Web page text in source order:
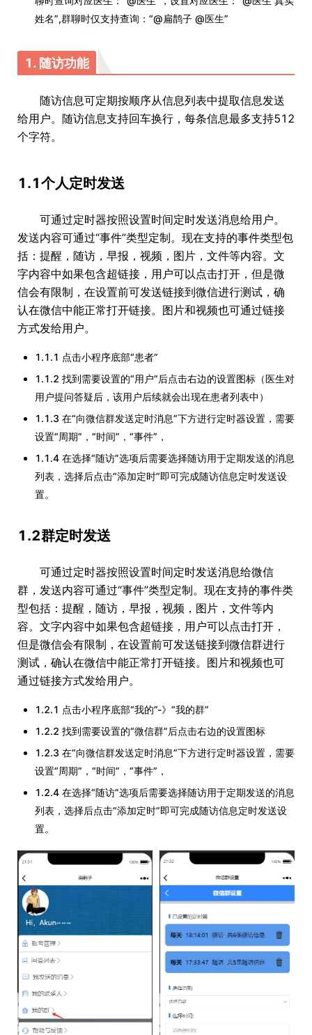
姓名”,群聊时仅支持查询：“@扁鹊子 @医生”
1. 随访功能
随访信息可定期按顺序从信息列表中提取信息发送
给用户。随访信息支持回车换行，每条信息最多支持512
个字符。
1.1个人定时发送
可通过定时器按照设置时间定时发送消息给用户。
发送内容可通过“事件”类型定制。现在支持的事件类型包
括：提醒，随访，早报，视频，图片，文件等内容。文
字内容中如果包含超链接，用户可以点击打开，但是微
信会有限制，在设置前可发送链接到微信进行测试，确
认在微信中能正常打开链接。图片和视频也可通过链接
方式发给用户。
1.1.1 点击小程序底部“患者”
1.1.2 找到需要设置的“用户”后点击右边的设置图标（医生对
用户提问答疑后，该用户后续就会出现在患者列表中）
1.1.3 在“向微信群发送定时消息”下方进行定时器设置，需要
设置“周期”，“时间”，“事件”，
1.1.4 在选择“随访”选项后需要选择随访用于定期发送的消息
列表，选择后点击“添加定时”即可完成随访信息定时发送设
置。
1.2群定时发送
可通过定时器按照设置时间定时发送消息给微信
群，发送内容可通过“事件”类型定制。现在支持的事件类
型包括：提醒，随访，早报，视频，图片，文件等内
容。文字内容中如果包含超链接，用户可以点击打开，
但是微信会有限制，在设置前可发送链接到微信群进行
测试，确认在微信中能正常打开链接。图片和视频也可
通过链接方式发给用户。
1.2.1 点击小程序底部“我的”-》“我的群”
1.2.2 找到需要设置的“微信群”后点击右边的设置图标
1.2.3 在“向微信群发送定时消息”下方进行定时器设置，需要
设置“周期”，“时间”，“事件”，
1.2.4 在选择“随访”选项后需要选择随访用于定期发送的消息
列表，选择后点击“添加定时”即可完成随访信息定时发送设
置。